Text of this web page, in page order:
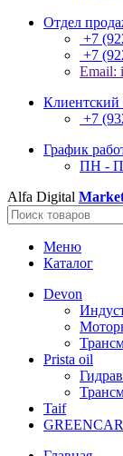
Отдел
+7
+7
Email:
Клиентский
+7
График
ПН -
Alfa Digital
Меню
Каталог
Devon
Prista oil
Taif
GREENCAR